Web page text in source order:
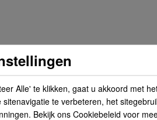
voertuig. Gedetailleerde installatie-
Alle' te klikken, gaat u akkoord met
te verbeteren, het
Bekijk ons Cookiebeleid voor